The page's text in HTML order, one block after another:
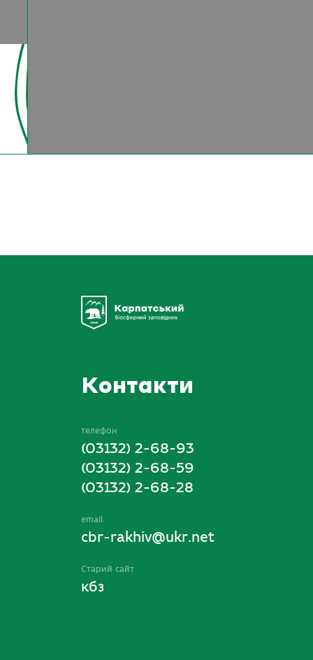
Контакти
телефон
(03132) 2-68-93
(03132) 2-68-59
(03132) 2-68-28
email
cbr-rakhiv@ukr.net
Старий сайт
кбз